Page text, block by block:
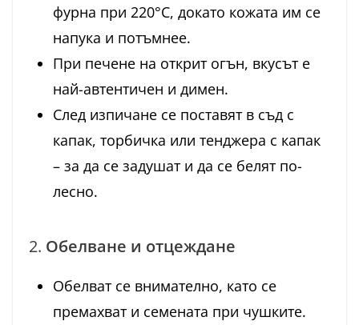
фурна при 220°C, докато кожата им се
напука и потъмнее.
При печене на открит огън, вкусът е
най-автентичен и димен.
След изпичане се поставят в съд с
капак, торбичка или тенджера с капак
– за да се задушат и да се белят по-
лесно.
2. Обелване и отцеждане
Обелват се внимателно, като се
премахват и семената при чушките.